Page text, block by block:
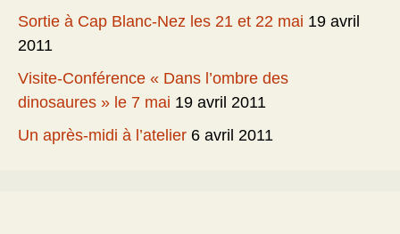
Sortie à Cap Blanc-Nez les 21 et 22 mai 19 avril
2011
Visite-Conférence « Dans l’ombre des
dinosaures » le 7 mai 19 avril 2011
Un après-midi à l’atelier 6 avril 2011